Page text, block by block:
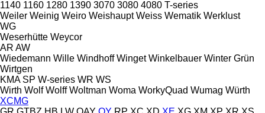
1140 1160 1280 1390 3070 3080 4080 T-series
Weiler Weinig Weiro Weishaupt Weiss Wematik Werklust
WG
Weserhütte Weycor
AR AW
Wiedemann Wille Windhoff Winget Winkelbauer Winter Grün
Wirtgen
KMA SP W-series WR WS
Wirth Wolf Wolff Woltman Woma WorkyQuad Wumag Würth
XCMG